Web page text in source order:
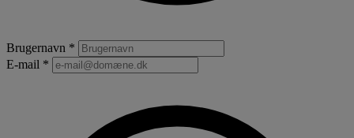
Brugernavn *
E-mail *